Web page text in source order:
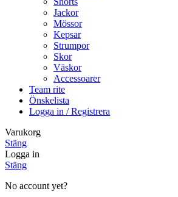
Jackor
Mössor
Kepsar
Strumpor
Skor
Väskor
Accessoarer
Team rite
Önskelista
Logga in / Registrera
Varukorg
Stäng
Logga in
Stäng
No account yet?